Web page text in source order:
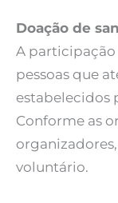
Doação de
A participação
pessoas que
estabelecidos
Conforme as
voluntário.